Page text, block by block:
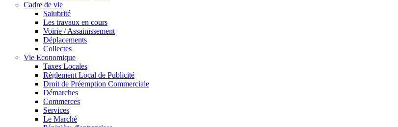
Cadre de vie
Salubrité
Les travaux en cours
Voirie / Assainissement
Déplacements
Collectes
Vie Economique
Taxes Locales
Règlement Local de Publicité
Droit de Préemption Commerciale
Démarches
Commerces
Services
Le Marché